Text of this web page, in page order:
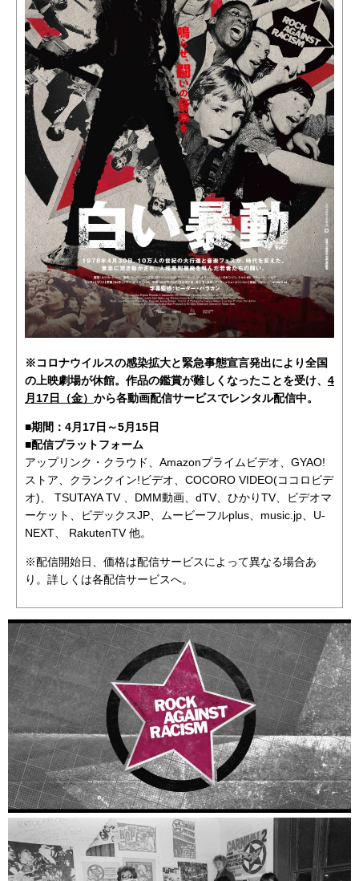
※コロナウイルスの感染拡大と緊急事態宣言発出により全国
の上映劇場が休館。作品の鑑賞が難しくなったことを受け、 4
月17日（金） から各動画配信サービスでレンタル配信中。
■期間：4月17日～5月15日
■配信プラットフォーム
アップリンク・クラウド、Amazonプライムビデオ、GYAO!
ストア、クランクイン!ビデオ、COCORO VIDEO(ココロビデ
オ)、 TSUTAYA TV 、DMM動画、dTV、ひかりTV、ビデオマ
ーケット、ビデックスJP、ムービーフルplus、music.jp、U-
NEXT、 RakutenTV 他。
※配信開始日、価格は配信サービスによって異なる場合あ
り。詳しくは各配信サービスへ。